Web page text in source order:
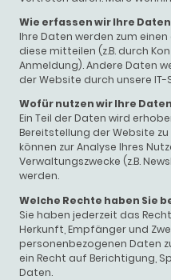
Wie erfassen wir Ihre
Ihre Daten werden zum
diese mitteilen (z.B. durch
Anmeldung). Andere Daten
der Website durch unsere
Wofür nutzen wir Ihre
Ein Teil der Daten wird
Bereitstellung der Website
können zur Analyse Ihres
Verwaltungszwecke (z.B.
werden.
Welche Rechte haben Sie
Sie haben jederzeit das
Herkunft, Empfänger und
personenbezogenen Daten
ein Recht auf Berichtigung,
Daten.